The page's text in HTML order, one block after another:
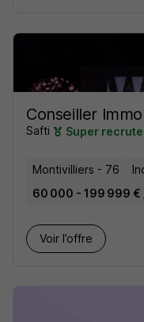
Conseiller
Safti Super
Montivilliers - 76
60 000 - 199 999 €
Voir l’offre